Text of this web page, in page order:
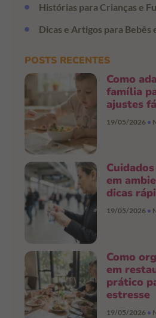
Histórias para Crianças e
Dicas e Artigos para Bebês
POSTS RECENTES
Como
família
ajustes
19/05/2026
em
dicas
19/05/2026
Como
em
prático
estresse
19/05/2026